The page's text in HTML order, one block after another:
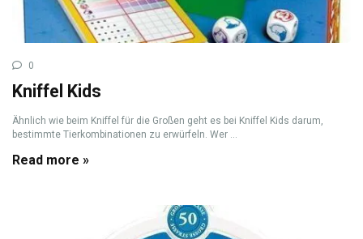
0
Kniffel Kids
Ähnlich wie beim Kniffel für die Großen geht es bei Kniffel Kids darum,
bestimmte Tierkombinationen zu erwürfeln. Wer ...
Read more »